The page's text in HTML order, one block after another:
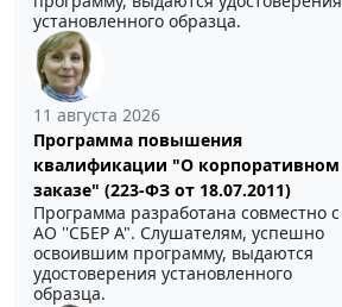
установленного образца.
11 августа 2026
Программа повышения
квалификации "О корпоративном
заказе" (223-ФЗ от 18.07.2011)
Программа разработана совместно с
АО ''СБЕР А". Слушателям, успешно
освоившим программу, выдаются
удостоверения установленного
образца.